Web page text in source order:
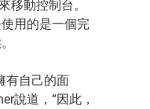
移動控制台。
用的是一個完
有自己的面
說道，“因此，